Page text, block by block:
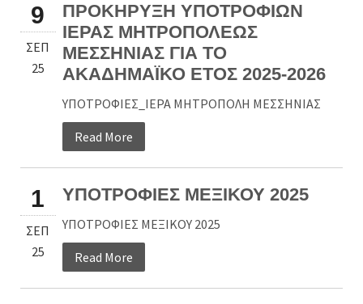
9
ΣΕΠ
25
ΠΡΟΚΗΡΥΞΗ ΥΠΟΤΡΟΦΙΩΝ
ΙΕΡΑΣ ΜΗΤΡΟΠΟΛΕΩΣ
ΜΕΣΣΗΝΙΑΣ ΓΙΑ ΤΟ
ΑΚΑΔΗΜΑΪΚΟ ΕΤΟΣ 2025-2026
ΥΠΟΤΡΟΦΙΕΣ_ΙΕΡΑ ΜΗΤΡΟΠΟΛΗ ΜΕΣΣΗΝΙΑΣ
Read More
1
ΣΕΠ
25
ΥΠΟΤΡΟΦΙΕΣ ΜΕΞΙΚΟΥ 2025
ΥΠΟΤΡΟΦΙΕΣ ΜΕΞΙΚΟΥ 2025
Read More